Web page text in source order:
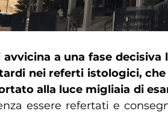
avvicina a una fase
nei referti istologici, che
alla luce migliaia di
essere refertati e